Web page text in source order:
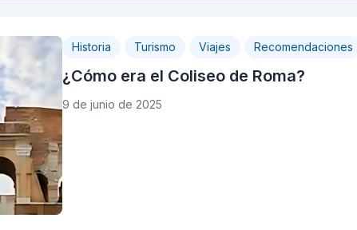
Historia Turismo Viajes Recomendaciones
¿Cómo era el Coliseo de Roma?
9 de junio de 2025